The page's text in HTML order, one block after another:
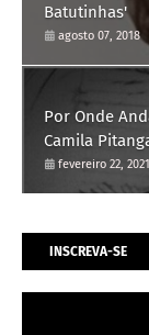
Batutinhas'
agosto 07, 2018
Por Onde
Camila
fevereiro 22, 2021
INSCREVA-SE